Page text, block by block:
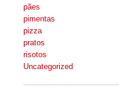
pães
pimentas
pizza
pratos
risotos
Uncategorized